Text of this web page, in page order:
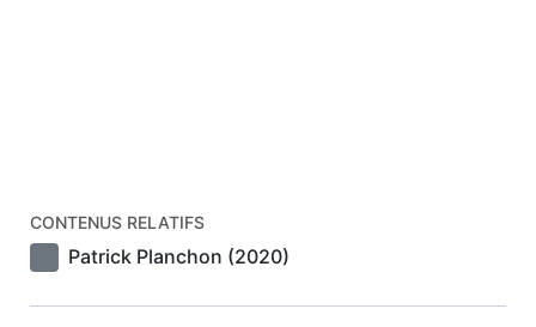
CONTENUS RELATIFS
Patrick Planchon (2020)